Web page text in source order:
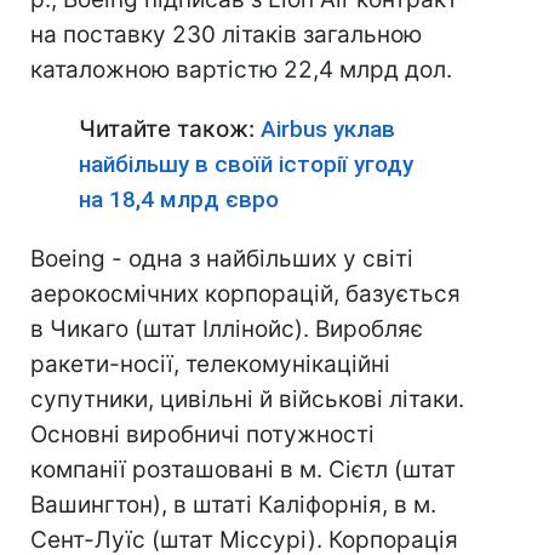
на поставку 230 літаків загальною
каталожною вартістю 22,4 млрд дол.
Читайте також: Airbus уклав
найбільшу в своїй історії угоду
на 18,4 млрд євро
Boeing - одна з найбільших у світі
аерокосмічних корпорацій, базується
в Чикаго (штат Іллінойс). Виробляє
ракети-носії, телекомунікаційні
супутники, цивільні й військові літаки.
Основні виробничі потужності
компанії розташовані в м. Сієтл (штат
Вашингтон), в штаті Каліфорнія, в м.
Сент-Луїс (штат Міссурі). Корпорація